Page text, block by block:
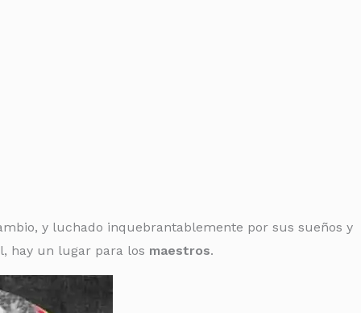
y luchado inquebrantablemente por sus sueños y
hay un lugar para los maestros.